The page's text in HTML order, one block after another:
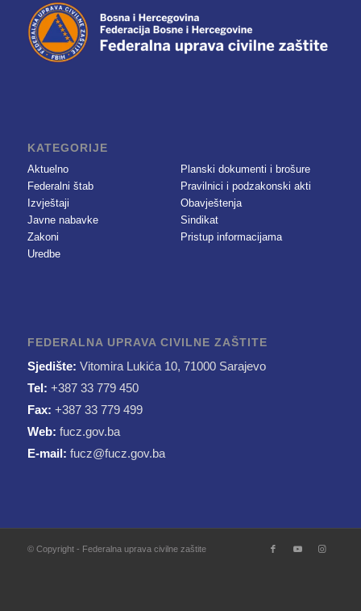
KATEGORIJE
Aktuelno
Federalni štab
Izvještaji
Javne nabavke
Zakoni
Uredbe
Planski dokumenti i brošure
Pravilnici i podzakonski akti
Obavještenja
Sindikat
Pristup informacijama
FEDERALNA UPRAVA CIVILNE ZAŠTITE
Sjedište: Vitomira Lukića 10, 71000 Sarajevo
Tel: +387 33 779 450
Fax: +387 33 779 499
Web: fucz.gov.ba
E-mail: fucz@fucz.gov.ba
© Copyright - Federalna uprava civilne zaštite